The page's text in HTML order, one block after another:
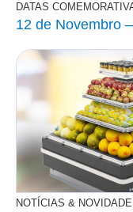
DATAS
12 de Novembro
NOTÍCIAS &